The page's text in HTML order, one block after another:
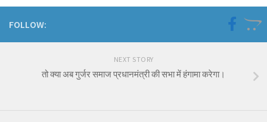
FOLLOW:
NEXT STORY
तो क्या अब गुर्जर समाज प्रधानमंत्री की सभा में हंगामा करेगा।